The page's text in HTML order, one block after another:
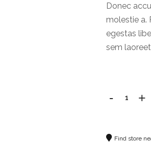
Donec
molestie a.
egestas
sem
- +
Find store